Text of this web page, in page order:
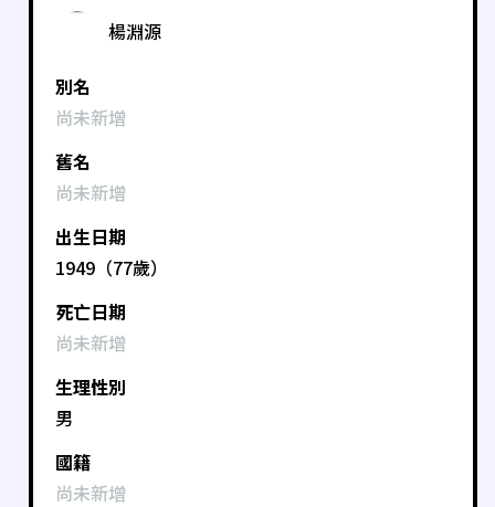
楊淵源
別名
尚未新增
舊名
尚未新增
出生日期
1949（77歲）
死亡日期
尚未新增
生理性別
男
國籍
尚未新增